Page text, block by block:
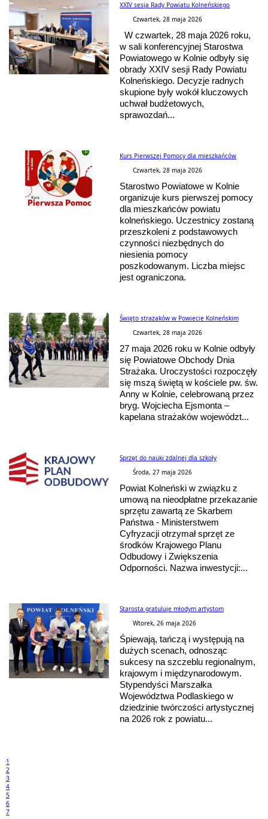
XXIV sesja Rady Powiatu Kolneńskiego
Czwartek, 28 maja 2026
W czwartek, 28 maja 2026 roku,
w sali konferencyjnej Starostwa
Powiatowego w Kolnie odbyły się
obrady XXIV sesji Rady Powiatu
Kolneńskiego. Decyzje radnych
skupione były wokół kluczowych
uchwał budżetowych,
sprawozdań...
Kurs Pierwszej Pomocy dla mieszkańców
Czwartek, 28 maja 2026
Starostwo Powiatowe w Kolnie
organizuje kurs pierwszej pomocy
dla mieszkańców powiatu
kolneńskiego. Uczestnicy zostaną
przeszkoleni z podstawowych
czynności niezbędnych do
niesienia pomocy
poszkodowanym. Liczba miejsc
jest ograniczona.
Święto strażaków w Powiecie Kolneńskim
Czwartek, 28 maja 2026
27 maja 2026 roku w Kolnie odbyły
się Powiatowe Obchody Dnia
Strażaka. Uroczystości rozpoczęły
się mszą świętą w kościele pw. św.
Anny w Kolnie, celebrowaną przez
bryg. Wojciecha Ejsmonta –
kapelana strażaków województ...
Sprzęt do nauki zdalnej dla szkoły
Środa, 27 maja 2026
Powiat Kolneński w związku z
umową na nieodpłatne przekazanie
sprzętu zawartą ze Skarbem
Państwa - Ministerstwem
Cyfryzacji otrzymał sprzęt ze
środków Krajowego Planu
Odbudowy i Zwiększenia
Odporności. Nazwa inwestycji:...
Starosta gratuluje młodym artystom
Wtorek, 26 maja 2026
Śpiewają, tańczą i występują na
dużych scenach, odnosząc
sukcesy na szczeblu regionalnym,
krajowym i międzynarodowym.
Stypendyści Marszałka
Województwa Podlaskiego w
dziedzinie twórczości artystycznej
na 2026 rok z powiatu...
1
2
3
4
5
6
7